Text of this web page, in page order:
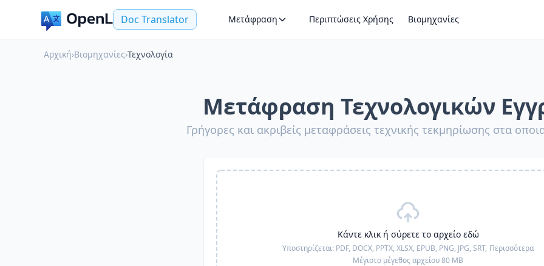
Doc Translator Μετάφραση Περιπτώσεις Χρήσης Βιομηχανίες
Αρχική›Βιομηχανίες›Τεχνολογία
Μετάφραση Τεχνολογικών
Γρήγορες και ακριβείς μεταφράσεις τεχνικής τεκμηρίωσης στα
Κάντε κλικ ή σύρετε το αρχείο εδώ
Υποστηρίζεται: PDF, DOCX, PPTX, XLSX, EPUB, PNG, JPG, SRT, Περισσότερα
Μέγιστο μέγεθος αρχείου 80 MB